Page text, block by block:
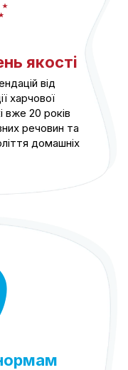
якості
від
харчової
вже 20 років
речовин та
домашніх